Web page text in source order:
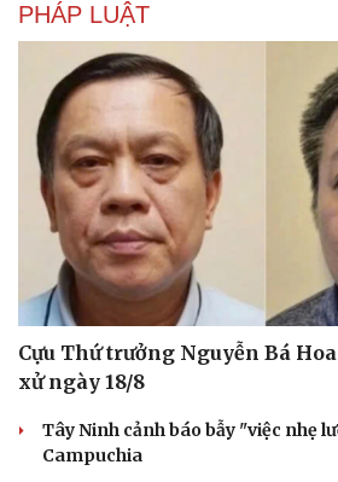
PHÁP LUẬT
Cựu Thứ trưởng Nguyễn Bá
xử ngày 18/8
Tây Ninh cảnh báo bẫy "việc nhẹ
Campuchia